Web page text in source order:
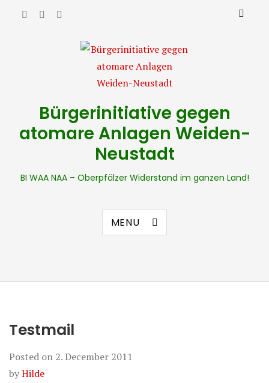
Bürgerinitiative gegen
atomare Anlagen Weiden-
Neustadt
BI WAA NAA – Oberpfälzer Widerstand im ganzen Land!
MENU
Testmail
Posted on 2. December 2011
byHilde